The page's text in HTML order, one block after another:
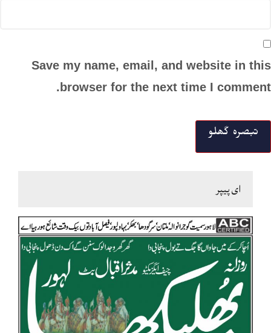
Save my name, email, and website in this
browser for the next time I comment.
ای پیپر